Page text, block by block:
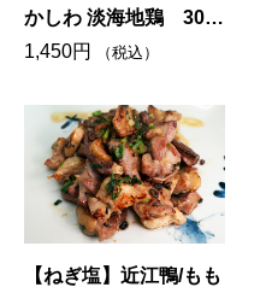
かしわ 淡海地鶏 300
ｇ
1,450円 （税込）
【ねぎ塩】近江鴨/もも